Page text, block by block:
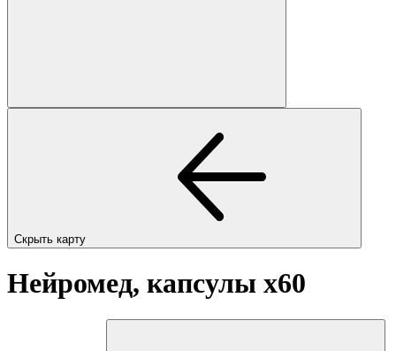
Скрыть карту
Нейромед, капсулы x60